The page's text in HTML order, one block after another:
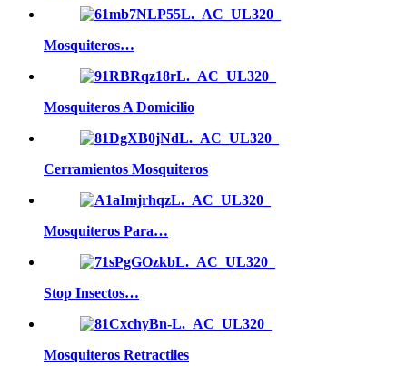
Mosquiteros…
Mosquiteros A Domicilio
Cerramientos Mosquiteros
Mosquiteros Para…
Stop Insectos…
Mosquiteros Retractiles